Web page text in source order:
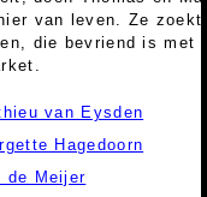
van leven. Ze
die bevriend is met
van Eysden
Hagedoorn
de Meijer